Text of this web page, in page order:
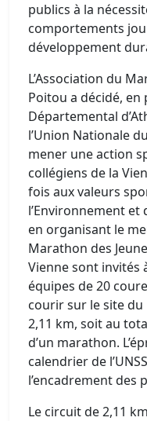
publics à la
comportements
développement
L’Association du
Poitou a décidé, en
Départemental
l’Union Nationale
mener une action
collégiens de la
fois aux valeurs
l’Environnement
en organisant le
Marathon des
Vienne sont invités
équipes de 20
courir sur le site
2,11 km, soit au
d’un marathon.
calendrier de
l’encadrement des
Le circuit de 2,11